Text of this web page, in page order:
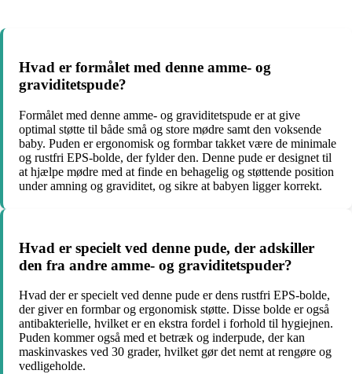
Hvad er formålet med denne amme- og
graviditetspude?
Formålet med denne amme- og graviditetspude er at give
optimal støtte til både små og store mødre samt den voksende
baby. Puden er ergonomisk og formbar takket være de minimale
og rustfri EPS-bolde, der fylder den. Denne pude er designet til
at hjælpe mødre med at finde en behagelig og støttende position
under amning og graviditet, og sikre at babyen ligger korrekt.
Hvad er specielt ved denne pude, der adskiller
den fra andre amme- og graviditetspuder?
Hvad der er specielt ved denne pude er dens rustfri EPS-bolde,
der giver en formbar og ergonomisk støtte. Disse bolde er også
antibakterielle, hvilket er en ekstra fordel i forhold til hygiejnen.
Puden kommer også med et betræk og inderpude, der kan
maskinvaskes ved 30 grader, hvilket gør det nemt at rengøre og
vedligeholde.